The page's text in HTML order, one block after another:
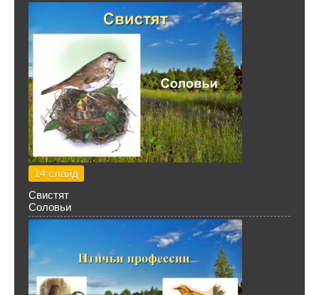
14 слайд
Свистят
Соловьи